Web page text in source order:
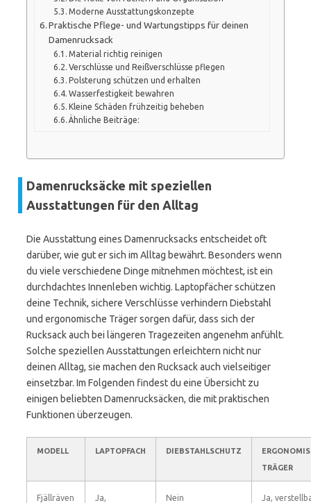
Moderne Ausstattungskonzepte
Praktische Pflege- und Wartungstipps für deinen
Damenrucksack
Material richtig reinigen
Verschlüsse und Reißverschlüsse pflegen
Polsterung schützen und erhalten
Wasserfestigkeit bewahren
Kleine Schäden frühzeitig beheben
Ähnliche Beiträge:
Damenrucksäcke mit speziellen
Ausstattungen für den Alltag
Die Ausstattung eines Damenrucksacks entscheidet oft
darüber, wie gut er sich im Alltag bewährt. Besonders wenn
du viele verschiedene Dinge mitnehmen möchtest, ist ein
durchdachtes Innenleben wichtig. Laptopfächer schützen
deine Technik, sichere Verschlüsse verhindern Diebstahl
und ergonomische Träger sorgen dafür, dass sich der
Rucksack auch bei längeren Tragezeiten angenehm anfühlt.
Solche speziellen Ausstattungen erleichtern nicht nur
deinen Alltag, sie machen den Rucksack auch vielseitiger
einsetzbar. Im Folgenden findest du eine Übersicht zu
einigen beliebten Damenrucksäcken, die mit praktischen
Funktionen überzeugen.
MODELL LAPTOPFACH DIEBSTAHLSCHUTZ
TRÄGER
Fjällräven
Ja,
Nein
Ja,